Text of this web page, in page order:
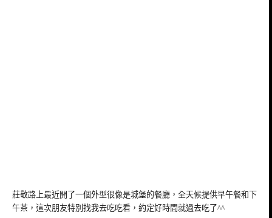
莊敬路上最近開了一個外型很像是城堡的餐廳，全天候提供早午餐和下
午茶，這次朋友特別找我去吃吃看，約定好時間就過去吃了^^